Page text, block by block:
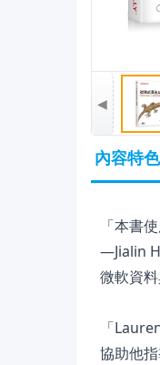
◀
內容特色
「本書
—Jialin
微軟資
「
協助他